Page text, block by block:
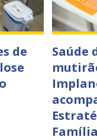
de
Saúde
Família